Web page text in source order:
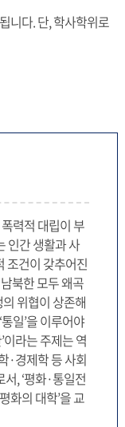
니다. 단, 학사학위로
력적 대립이 부
인간 생활과 사
조건이 갖추어진
북한 모두 왜곡
위협이 상존해
일’을 이루어야
이라는 주제는 역
·경제학 등 사회
, ‘평화·통일전
화의 대학’을 교